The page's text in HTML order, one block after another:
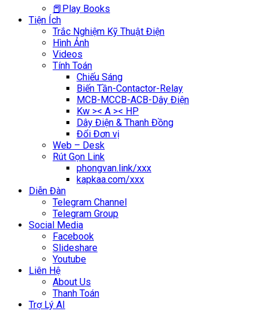
📕Play Books
Tiện Ích
Trắc Nghiệm Kỹ Thuật Điện
Hình Ảnh
Videos
Tính Toán
Chiếu Sáng
Biến Tần-Contactor-Relay
MCB-MCCB-ACB-Dây Điện
Kw >< A >< HP
Dây Điện & Thanh Đồng
Đổi Đơn vị
Web – Desk
Rút Gọn Link
phongvan.link/xxx
kapkaa.com/xxx
Diễn Đàn
Telegram Channel
Telegram Group
Social Media
Facebook
Slideshare
Youtube
Liên Hệ
About Us
Thanh Toán
Trợ Lý AI